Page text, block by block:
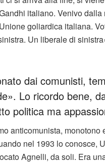
italiano. Venivo
goliardica italiana.
Un liberale di
dai comunisti,
Lo ricordo bene,
politica ma
anticomunista, monotono
nel 1993 lo conosce,
Agnelli, da soli. Era